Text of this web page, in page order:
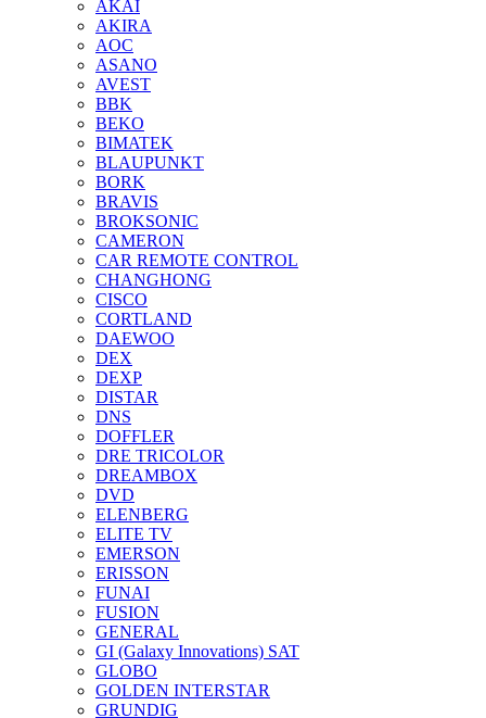
AKAI
AKIRA
AOC
ASANO
AVEST
BBK
BEKO
BIMATEK
BLAUPUNKT
BORK
BRAVIS
BROKSONIC
CAMERON
CAR REMOTE CONTROL
CHANGHONG
CISCO
CORTLAND
DAEWOO
DEX
DEXP
DISTAR
DNS
DOFFLER
DRE TRICOLOR
DREAMBOX
DVD
ELENBERG
ELITE TV
EMERSON
ERISSON
FUNAI
FUSION
GENERAL
GI (Galaxy Innovations) SAT
GLOBO
GOLDEN INTERSTAR
GRUNDIG